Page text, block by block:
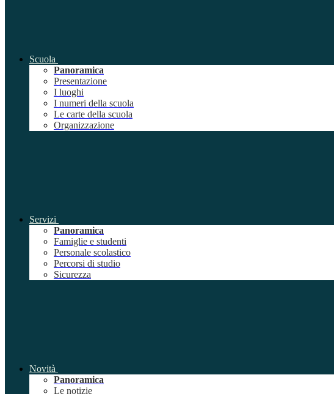
Scuola
Panoramica
Presentazione
I luoghi
I numeri della scuola
Le carte della scuola
Organizzazione
Servizi
Panoramica
Famiglie e studenti
Personale scolastico
Percorsi di studio
Sicurezza
Novità
Panoramica
Le notizie